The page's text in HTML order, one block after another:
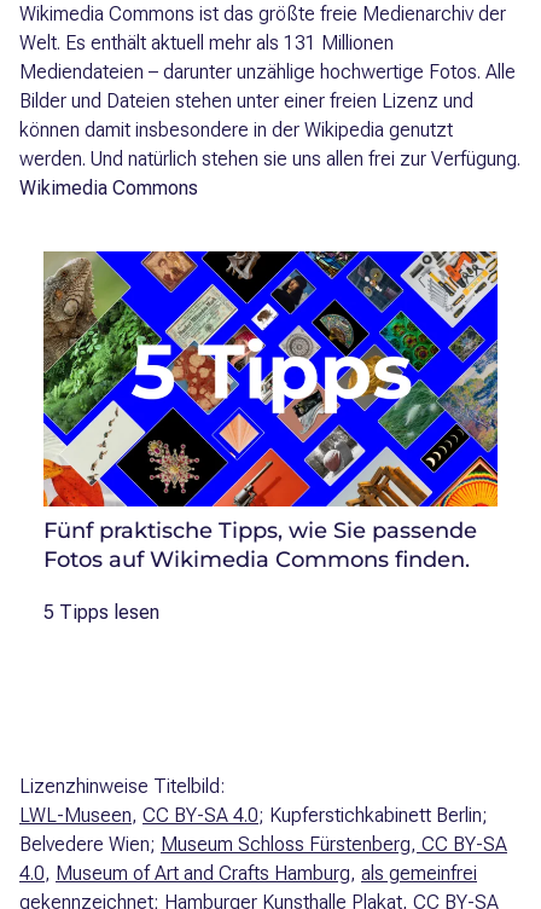
Wikimedia Commons ist das größte freie Medienarchiv der
Welt. Es enthält aktuell mehr als 131 Millionen
Mediendateien – darunter unzählige hochwertige Fotos. Alle
Bilder und Dateien stehen unter einer freien Lizenz und
können damit insbesondere in der Wikipedia genutzt
werden. Und natürlich stehen sie uns allen frei zur Verfügung.
Wikimedia Commons
Fünf praktische Tipps, wie Sie passende
Fotos auf Wikimedia Commons finden.
5 Tipps lesen
Lizenzhinweise Titelbild:
LWL-Museen, CC BY-SA 4.0; Kupferstichkabinett Berlin;
Belvedere Wien; Museum Schloss Fürstenberg, CC BY-SA
4.0, Museum of Art and Crafts Hamburg, als gemeinfrei
gekennzeichnet; Hamburger Kunsthalle Plakat, CC BY-SA